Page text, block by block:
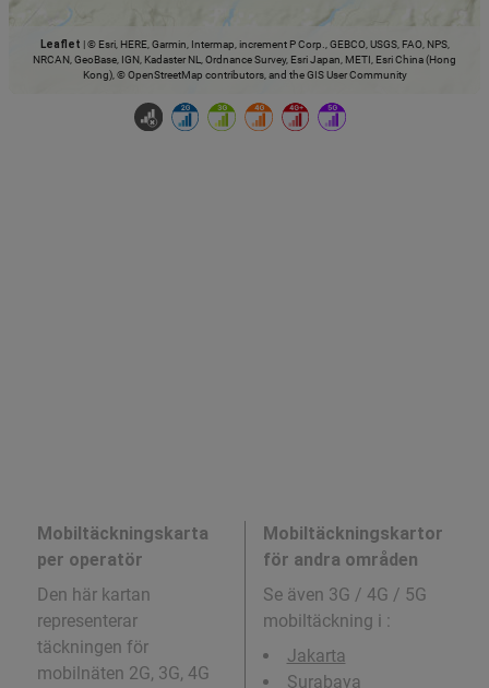
Leaflet
© Esri, HERE, Garmin, Intermap, increment P Corp., GEBCO, USGS, FAO, NPS,
NRCAN, GeoBase, IGN, Kadaster NL, Ordnance Survey, Esri Japan, METI, Esri China (Hong
Kong), © OpenStreetMap contributors, and the GIS User Community
Mobiltäckningskarta
per operatör
Den här kartan
representerar
täckningen för
mobilnäten 2G, 3G, 4G
Mobiltäckningskartor
för andra områden
Se även 3G / 4G / 5G
mobiltäckning i :
Jakarta
Surabaya